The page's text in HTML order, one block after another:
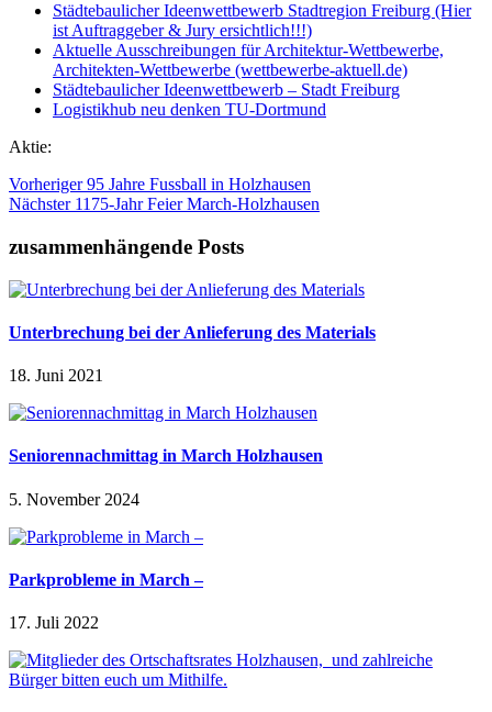
Städtebaulicher Ideenwettbewerb Stadtregion Freiburg (Hier
ist Auftraggeber & Jury ersichtlich!!!)
Aktuelle Ausschreibungen für Architektur-Wettbewerbe,
Architekten-Wettbewerbe (wettbewerbe-aktuell.de)
Städtebaulicher Ideenwettbewerb – Stadt Freiburg
Logistikhub neu denken TU-Dortmund
Aktie:
Vorheriger 95 Jahre Fussball in Holzhausen
Nächster 1175-Jahr Feier March-Holzhausen
zusammenhängende Posts
Unterbrechung bei der Anlieferung des Materials
18. Juni 2021
Seniorennachmittag in March Holzhausen
5. November 2024
Parkprobleme in March –
17. Juli 2022